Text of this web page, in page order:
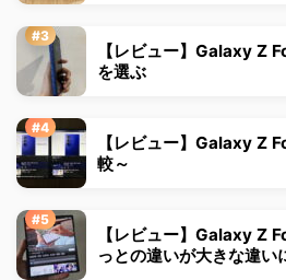
【レビュー】Galaxy Z
を選ぶ
【レビュー】Galaxy Z
較～
【レビュー】Galaxy Z
っとの違いが大きな違い